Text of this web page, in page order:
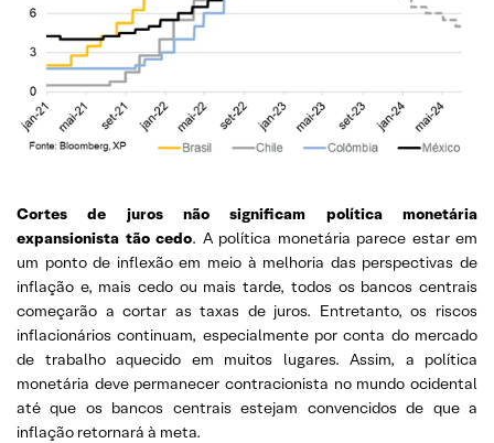
Cortes de juros não significam política monetária
expansionista tão cedo. A política monetária parece estar em
um ponto de inflexão em meio à melhoria das perspectivas de
inflação e, mais cedo ou mais tarde, todos os bancos centrais
começarão a cortar as taxas de juros. Entretanto, os riscos
inflacionários continuam, especialmente por conta do mercado
de trabalho aquecido em muitos lugares. Assim, a política
monetária deve permanecer contracionista no mundo ocidental
até que os bancos centrais estejam convencidos de que a
inflação retornará à meta.